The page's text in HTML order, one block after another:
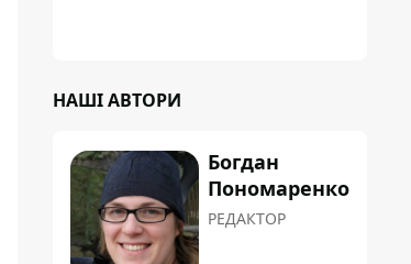
НАШІ АВТОРИ
Богдан
Пономаренко
РЕДАКТОР